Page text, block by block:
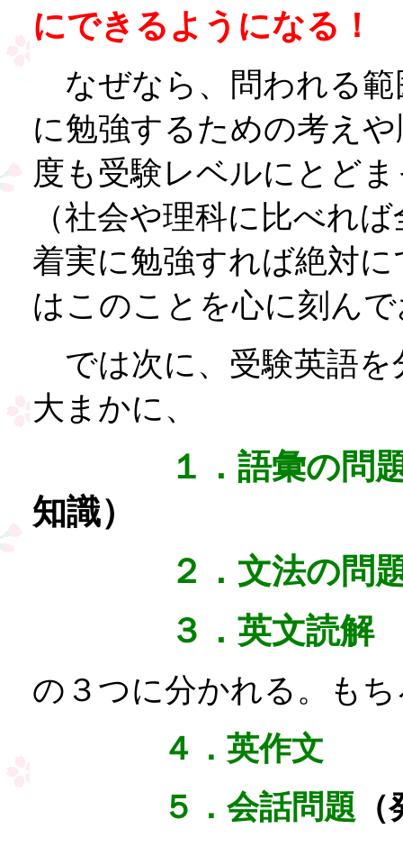
にできるようになる！
なぜなら、問われる範
に勉強するための考え
度も受験レベルにとど
（社会や理科に比べれ
着実に勉強すれば絶対
はこのことを心に刻ん
では次に、受験英語を
大まかに、
１．語彙の問
知識）
２．文法の問
３．英文読解
の３つに分かれる。も
４．英作文
５．会話問題